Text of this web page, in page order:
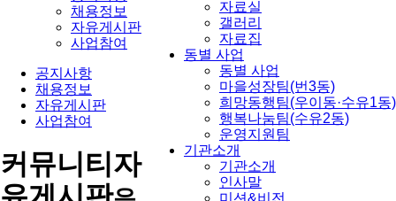
자료실
갤러리
자료집
동별 사업
동별 사업
마을성장팀(번3동)
희망동행팀(우이동·수유1동)
행복나눔팀(수유2동)
운영지원팀
기관소개
기관소개
인사말
미션&비전
채용정보
자유게시판
사업참여
공지사항
채용정보
자유게시판
사업참여
커뮤니티자